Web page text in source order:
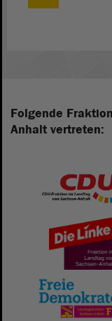
Folgende
Anhalt vertreten: